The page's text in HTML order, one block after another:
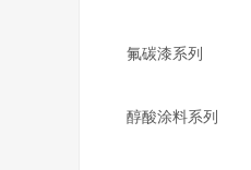
氟碳漆系列
醇酸涂料系列